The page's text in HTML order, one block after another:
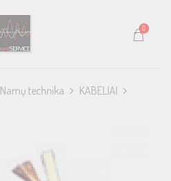
0
Namų technika
KABELIAI